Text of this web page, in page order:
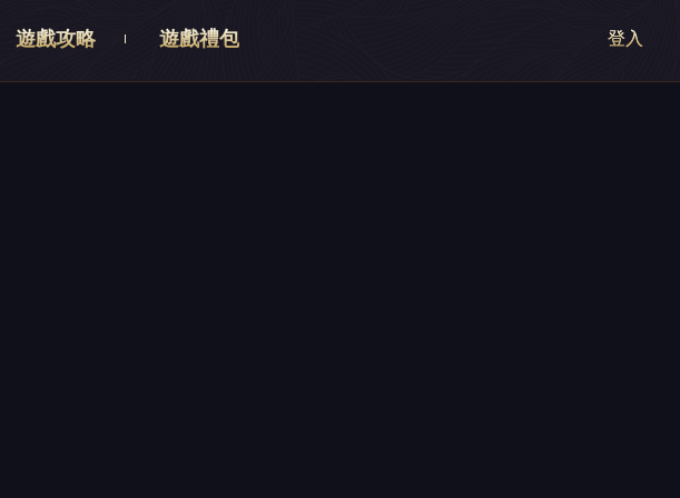
遊戲攻略 遊戲禮包 登入